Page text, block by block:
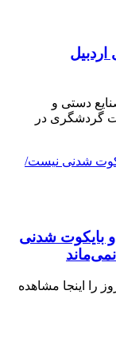
دستی و
گردشگری در
بایکوت شدنی
را اینجا مشاهده